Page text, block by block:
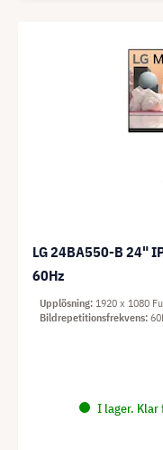
LG 24BA550-B 24"
60Hz
I lager. Klar
Upplösning 1920 x 1080
Bildrepetitionsfrekvens